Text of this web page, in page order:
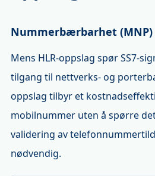
Nummerbærbarhet (MNP)
Mens HLR-oppslag spør SS7-
tilgang til nettverks- og
oppslag tilbyr et
mobilnummer uten å spørre
validering av
nødvendig.